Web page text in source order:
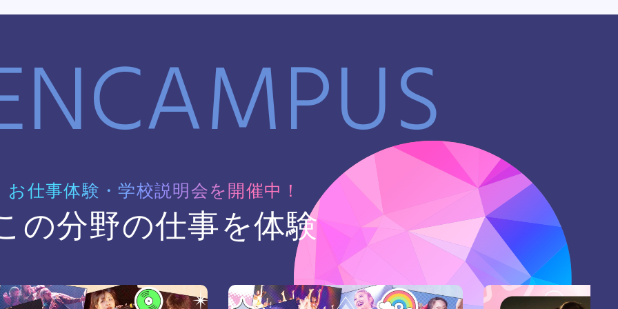
お仕事体験・学校説明会を開催中！
の分野の仕事を体験